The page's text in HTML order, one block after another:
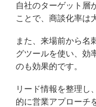
自社のターゲット層
ことで、商談化率は
また、来場前から名
グツールを使い、効
のも効果的です。
リード情報を整理し
的に営業アプローチ